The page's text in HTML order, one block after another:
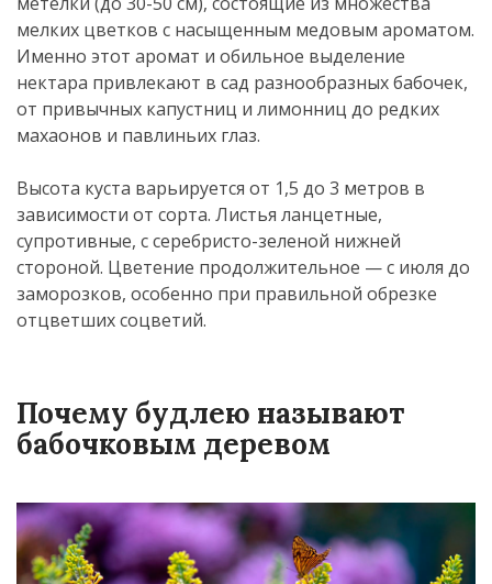
мелких цветков с насыщенным медовым ароматом.
Именно этот аромат и обильное выделение
нектара привлекают в сад разнообразных бабочек,
от привычных капустниц и лимонниц до редких
махаонов и павлиньих глаз.
Высота куста варьируется от 1,5 до 3 метров в
зависимости от сорта. Листья ланцетные,
супротивные, с серебристо-зеленой нижней
стороной. Цветение продолжительное — с июля до
заморозков, особенно при правильной обрезке
отцветших соцветий.
Почему будлею называют
бабочковым деревом